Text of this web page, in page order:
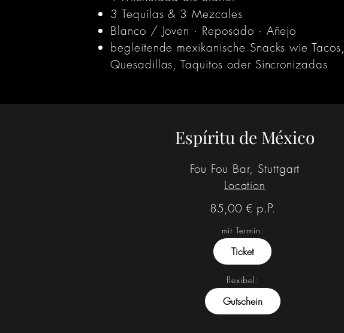
3 Tequilas & 3 Mezcales
Blanco / Joven · Reposado · Añejo
begleitende mexikanische Snacks wie Tacos,
Quesadillas, Taquitos oder Sincronizadas
Espíritu de México
Fou Fou Bar, Stuttgart
Location
85,00 € p.P.
mit Termin:
Ticket
flexibel:
Gutschein